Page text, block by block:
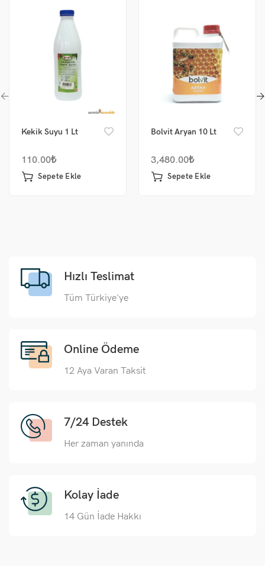
Kekik Suyu 1 Lt
110.00₺
Sepete Ekle
Bolvit Aryan 10 Lt
3,480.00₺
Sepete Ekle
Hızlı Teslimat
Tüm Türkiye'ye
Online Ödeme
12 Aya Varan Taksit
7/24 Destek
Her zaman yanında
Kolay İade
14 Gün İade Hakkı